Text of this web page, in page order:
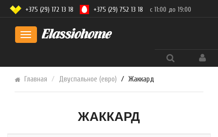
Toggle
+375 (29) 172 13 18 +375 (29) 752 13 18 с 11:00 до 19:00
Главная Двуспальное (евро) Жаккард
ЖАККАРД